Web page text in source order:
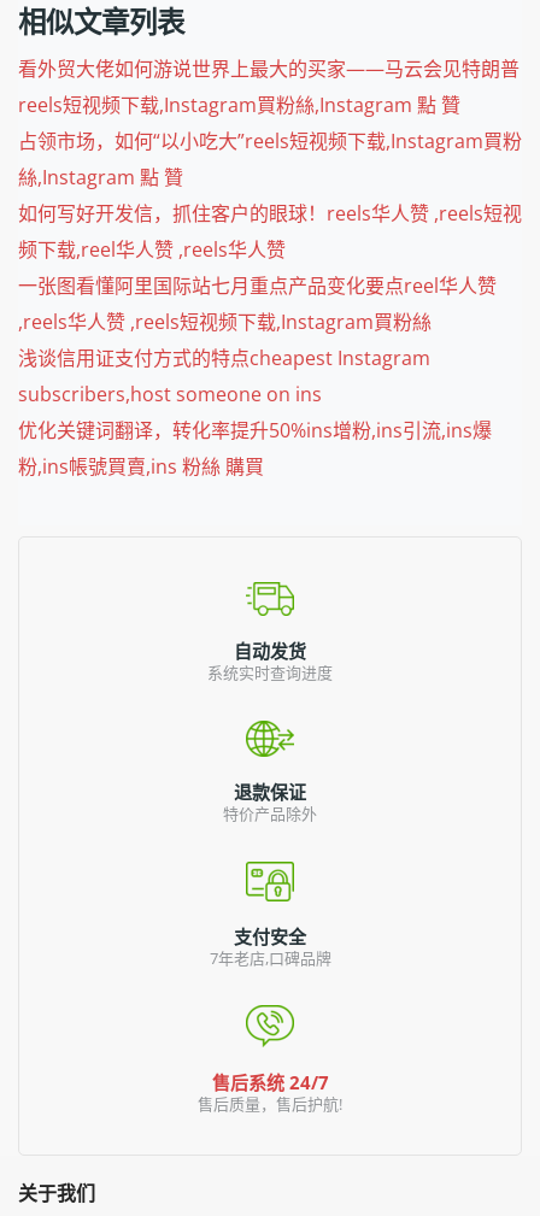
相似文章列表
看外贸大佬如何游说世界上最大的买家——马云会见特朗普
reels短视频下载,Instagram買粉絲,Instagram 點 贊
占领市场，如何“以小吃大”reels短视频下载,Instagram買粉
絲,Instagram 點 贊
如何写好开发信，抓住客户的眼球！reels华人赞 ,reels短视
频下载,reel华人赞 ,reels华人赞
一张图看懂阿里国际站七月重点产品变化要点reel华人赞
,reels华人赞 ,reels短视频下载,Instagram買粉絲
浅谈信用证支付方式的特点cheapest Instagram
subscribers,host someone on ins
优化关键词翻译，转化率提升50%ins增粉,ins引流,ins爆
粉,ins帳號買賣,ins 粉絲 購買
自动发货
系统实时查询进度
退款保证
特价产品除外
支付安全
7年老店,口碑品牌
售后系统 24/7
售后质量，售后护航!
关于我们